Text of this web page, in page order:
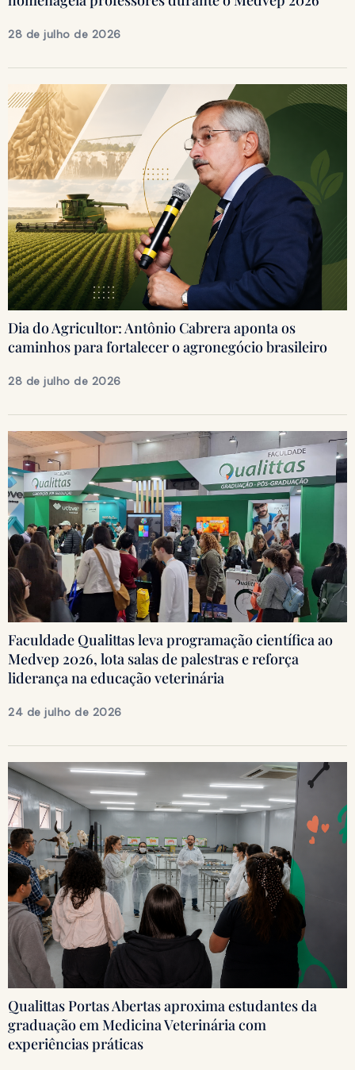
28 de julho de 2026
Dia do Agricultor: Antônio Cabrera aponta os
caminhos para fortalecer o agronegócio brasileiro
28 de julho de 2026
Faculdade Qualittas leva programação científica ao
Medvep 2026, lota salas de palestras e reforça
liderança na educação veterinária
24 de julho de 2026
Qualittas Portas Abertas aproxima estudantes da
graduação em Medicina Veterinária com
experiências práticas